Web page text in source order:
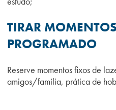
TIRAR
PROGRAMADO
Reserve momentos fixos de
amigos/família, prática de